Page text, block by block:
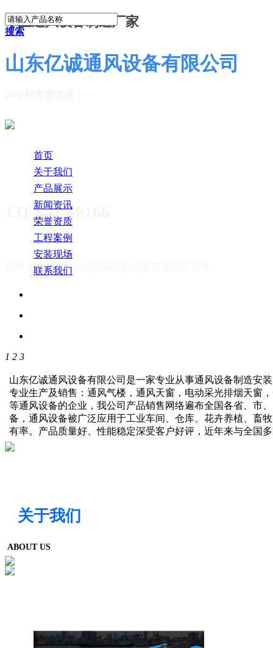
专业通风设备制造厂家
山东亿诚通风设备有限公司
131-8415-8166
您好！欢迎访问
搜索
首页
关于我们
产品展示
新闻资讯
荣誉资质
工程案例
安装现场
联系我们
1 2 3
山东亿诚通风设备有限公司是一家专业从事通风设备制造安
专业生产及销售：通风气楼，通风天窗，电动采光排烟天窗
等通风设备的企业，我公司产品销售网络遍布全国各省、市
备，通风设备被广泛应用于工业车间、仓库、花卉养植、畜
有率。产品质量好、性能稳定深受客户好评，近年来与全国
关于我们
ABOUT US